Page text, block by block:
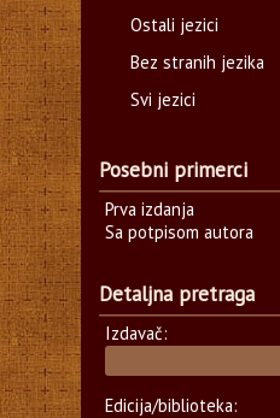
Ostali jezici
Bez stranih jezika
Svi jezici
Posebni primerci
Prva izdanja
Sa potpisom autora
Detaljna pretraga
Izdavač:
Edicija/biblioteka: